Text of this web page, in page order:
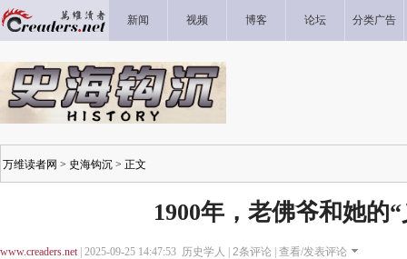
新闻 视频 博客 论坛 分类广告
万维读者网 > 史海钩沉 > 正文
1900年，老佛爷和她的
www.creaders.net| 2025-09-25 14:47:53 历史学人 | 2条评论 | 查看/发表评论